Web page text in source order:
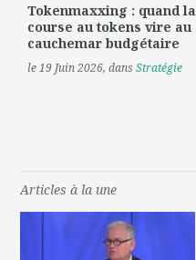
Tokenmaxxing : quand la
course au tokens vire au
cauchemar budgétaire
le 19 Juin 2026, dansStratégie
Articles à la une